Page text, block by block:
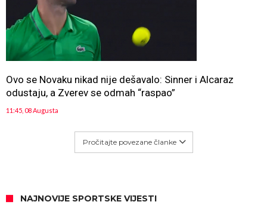
Ovo se Novaku nikad nije dešavalo: Sinner i Alcaraz
odustaju, a Zverev se odmah “raspao”
11:45, 08 Augusta
Pročitajte povezane članke
NAJNOVIJE SPORTSKE VIJESTI